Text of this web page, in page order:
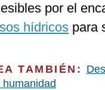
por el
hídricos para
TAMBIÉN:
humanidad